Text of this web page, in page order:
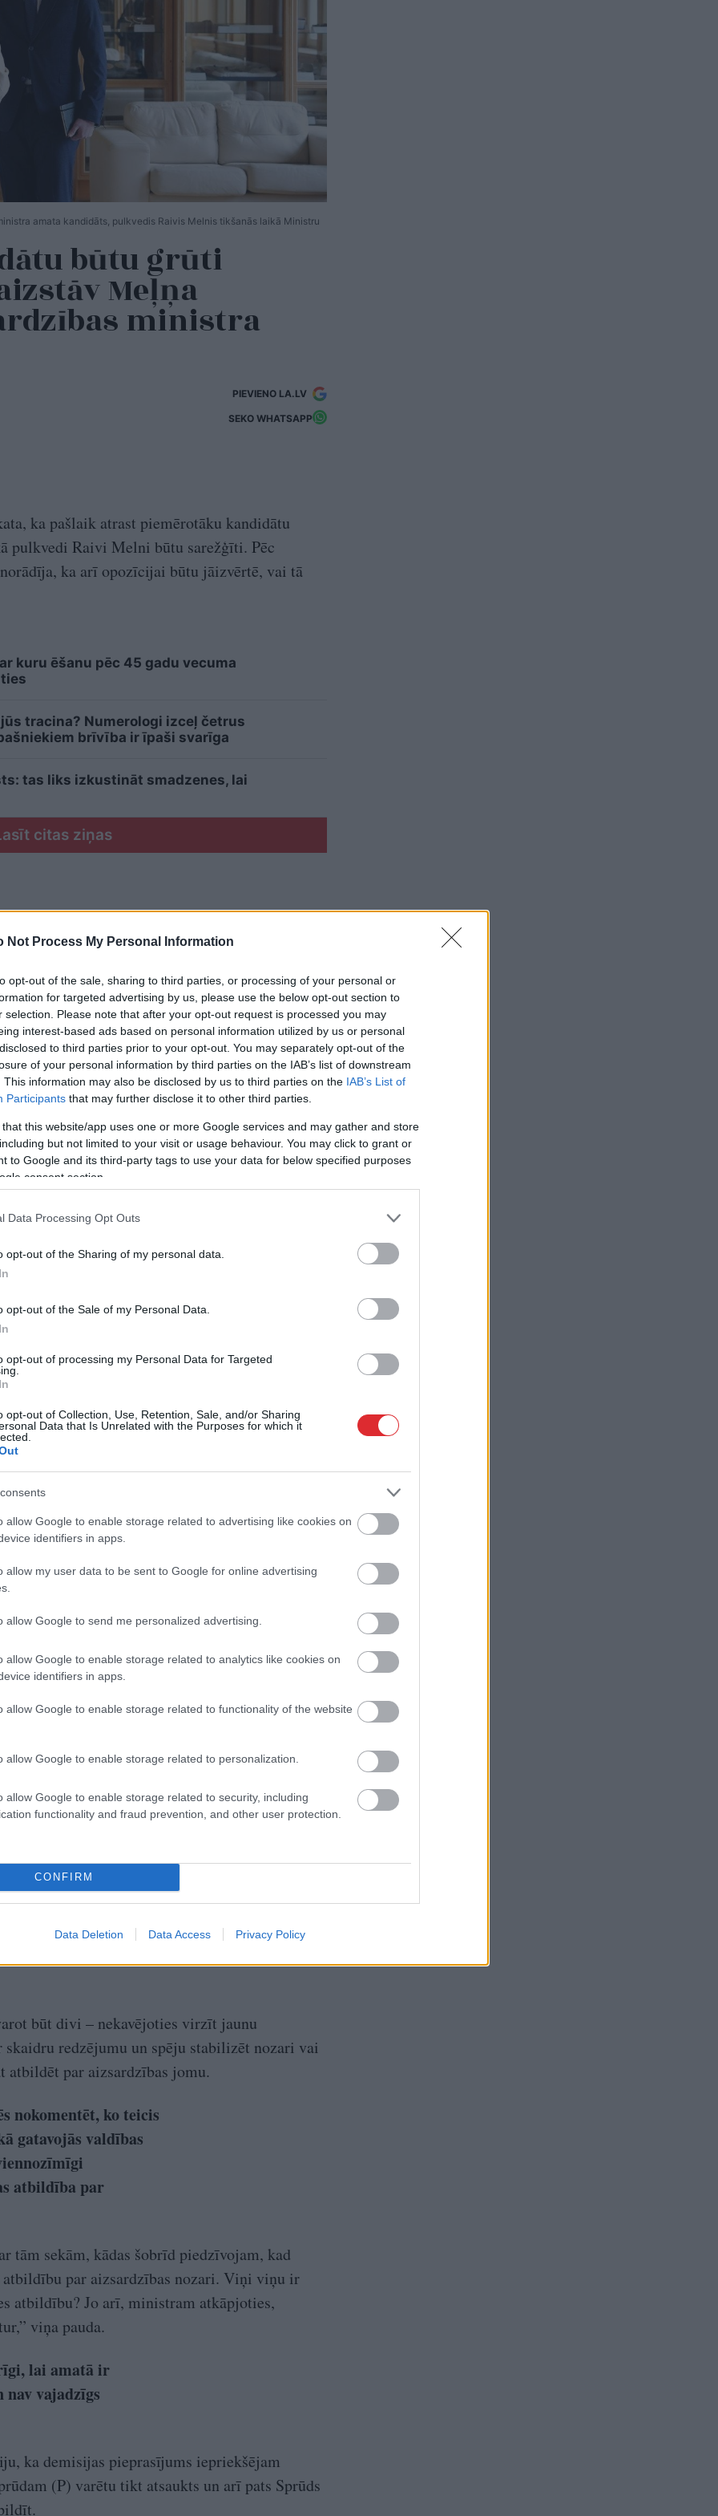
Not Process My Personal Information
opt-out of the sale, sharing to third parties, or processing of your personal or
for targeted advertising by us, please use the below opt-out section to
selection. Please note that after your opt-out request is processed you may
interest-based ads based on personal information utilized by us or personal
to third parties prior to your opt-out. You may separately opt-out of the
of your personal information by third parties on the IAB’s list of downstream
This information may also be disclosed by us to third parties on the IAB’s List of
Participants that may further disclose it to other third parties.
that this website/app uses one or more Google services and may gather and store
but not limited to your visit or usage behaviour. You may click to grant or
to Google and its third-party tags to use your data for below specified purposes
consent section.
Data Processing Opt Outs
opt-out of the Sharing of my personal data.
opt-out of the Sale of my Personal Data.
opt-out of processing my Personal Data for Targeted
opt-out of Collection, Use, Retention, Sale, and/or Sharing
Data that Is Unrelated with the Purposes for which it
allow Google to enable storage related to advertising like cookies on
identifiers in apps.
allow my user data to be sent to Google for online advertising
allow Google to send me personalized advertising.
allow Google to enable storage related to analytics like cookies on
identifiers in apps.
allow Google to enable storage related to functionality of the website
allow Google to enable storage related to personalization.
allow Google to enable storage related to security, including
functionality and fraud prevention, and other user protection.
CONFIRM
Data Deletion Data Access Privacy Policy
amata kandidāts, pulkvedis Raivis Melnis tikšanās laikā Ministru
būtu grūti
Meļņa
ministra
PIEVIENO LA.LV
SEKO WHATSAPP
ka pašlaik atrast piemērotāku kandidātu
pulkvedi Raivi Melni būtu sarežģīti. Pēc
ka arī opozīcijai būtu jāizvērtē, vai tā
kuru ēšanu pēc 45 gadu vecuma
tracina? Numerologi izceļ četrus
brīvība ir īpaši svarīga
tas liks izkustināt smadzenes, lai
citas ziņas
jautājums,
izvērtēt, vai viņi
vai viņš varēs
arī man, šobrīd
par šo jautājumu runāt ar frakcijām, tajā
neesot bijušas.
visa dzīve bija
Bauskas
nošauto suņu
tiesā nespēj
Ceļojums atcelts, bet
operatora “Digitours”
klienti nonākuši
situācijā
ministra Viktora Valaiņa (ZZS)
jāuzņemas atbildība par aizsardzības
būt divi – nekavējoties virzīt jaunu
redzējumu un spēju stabilizēt nozari vai
atbildēt par aizsardzības jomu.
nokomentēt, ko teicis
gatavojās valdības
atbildība par
tām sekām, kādas šobrīd piedzīvojam, kad
atbildību par aizsardzības nozari. Viņi viņu ir
atbildību? Jo arī, ministram atkāpjoties,
viņa pauda.
lai amatā ir
vajadzīgs
ka demisijas pieprasījums iepriekšējam
(P) varētu tikt atsaukts un arī pats Sprūds